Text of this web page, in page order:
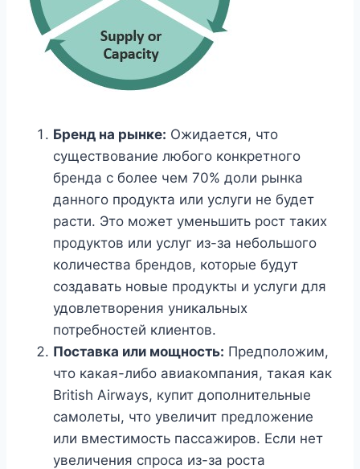
Бренд на рынке: Ожидается, что
существование любого конкретного
бренда с более чем 70% доли рынка
данного продукта или услуги не будет
расти. Это может уменьшить рост таких
продуктов или услуг из-за небольшого
количества брендов, которые будут
создавать новые продукты и услуги для
удовлетворения уникальных
потребностей клиентов.
Поставка или мощность: Предположим,
что какая-либо авиакомпания, такая как
British Airways, купит дополнительные
самолеты, что увеличит предложение
или вместимость пассажиров. Если нет
увеличения спроса из-за роста